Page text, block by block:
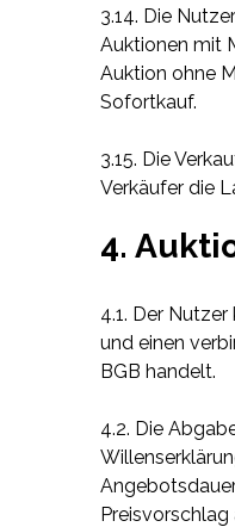
3.14. Die
Auktionen mit
Auktion ohne
Sofortkauf.
3.15. Die
Verkäufer die
4.
4.1. Der
und einen
BGB handelt.
4.2. Die
Preisvorschlag